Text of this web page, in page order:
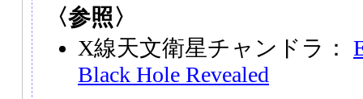
〈参照〉
X線天文衛星チャンドラ：
Black Hole Revealed